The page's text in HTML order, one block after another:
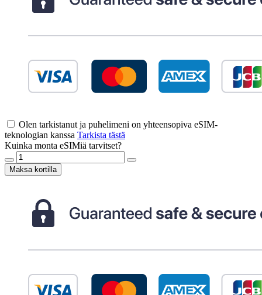
Olen tarkistanut ja puhelimeni on yhteensopiva eSIM-
teknologian kanssa Tarkista tästä
Kuinka monta eSIMiä tarvitset?
Maksa kortilla